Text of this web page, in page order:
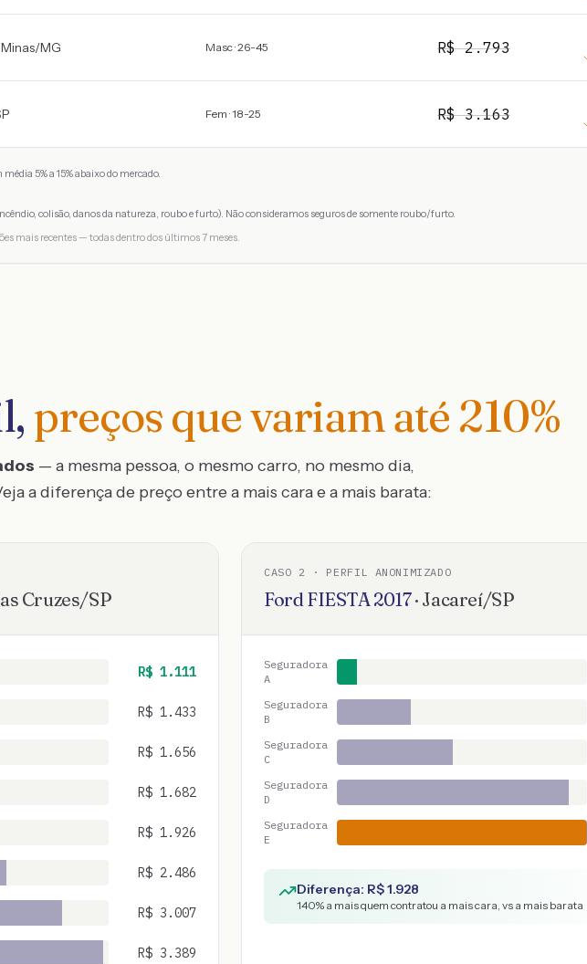
/MG Masc · 26-45 R$2.793
Fem · 18-25 R$3.163
5% a 15% abaixo do mercado.
colisão, danos da natureza, roubo e furto). Não consideramos seguros de somente roubo/furto.
mais recentes — todas dentro dos últimos 7 meses.
preços que variam até 210%
— a mesma pessoa, o mesmo carro, no mesmo dia,
a diferença de preço entre a mais cara e a mais barata:
Cruzes/SP
R$ 1.111
R$ 1.433
R$ 1.656
R$ 1.682
R$ 1.926
R$ 2.486
R$ 3.007
R$ 3.389
CASO 2 · PERFIL ANONIMIZADO
Ford FIESTA2017· Jacareí/SP
Seguradora
A
Seguradora
B
Seguradora
C
Seguradora
D
Seguradora
E
Diferença: R$1.928
140% a mais quem contratou a mais cara, vs a mais barata